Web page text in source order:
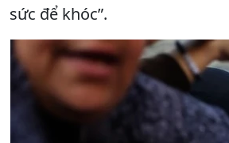
sức để khóc”.